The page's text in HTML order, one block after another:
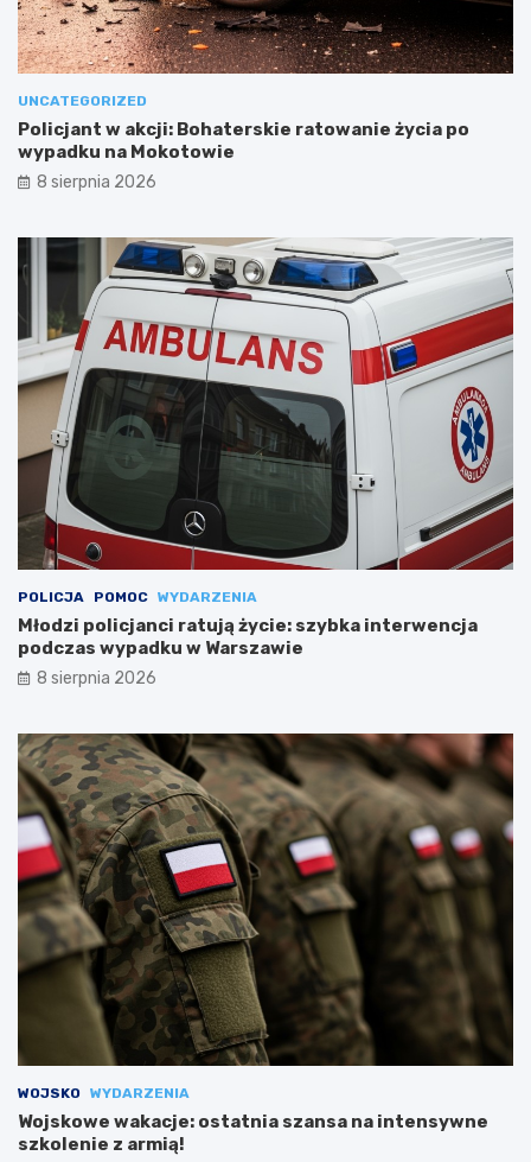
UNCATEGORIZED
Policjant w akcji: Bohaterskie ratowanie życia po
wypadku na Mokotowie
8 sierpnia 2026
POLICJA POMOC WYDARZENIA
Młodzi policjanci ratują życie: szybka interwencja
podczas wypadku w Warszawie
8 sierpnia 2026
WOJSKO WYDARZENIA
Wojskowe wakacje: ostatnia szansa na intensywne
szkolenie z armią!